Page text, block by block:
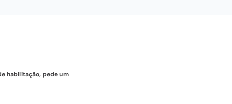
habilitação, pede um